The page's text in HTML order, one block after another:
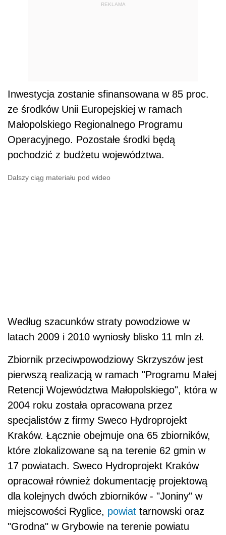
REKLAMA
Inwestycja zostanie sfinansowana w 85 proc.
ze środków Unii Europejskiej w ramach
Małopolskiego Regionalnego Programu
Operacyjnego. Pozostałe środki będą
pochodzić z budżetu województwa.
Dalszy ciąg materiału pod wideo
Według szacunków straty powodziowe w
latach 2009 i 2010 wyniosły blisko 11 mln zł.
Zbiornik przeciwpowodziowy Skrzyszów jest
pierwszą realizacją w ramach "Programu Małej
Retencji Województwa Małopolskiego", która w
2004 roku została opracowana przez
specjalistów z firmy Sweco Hydroprojekt
Kraków. Łącznie obejmuje ona 65 zbiorników,
które zlokalizowane są na terenie 62 gmin w
17 powiatach. Sweco Hydroprojekt Kraków
opracował również dokumentację projektową
dla kolejnych dwóch zbiorników - "Joniny" w
miejscowości Ryglice, powiat tarnowski oraz
"Grodna" w Grybowie na terenie powiatu